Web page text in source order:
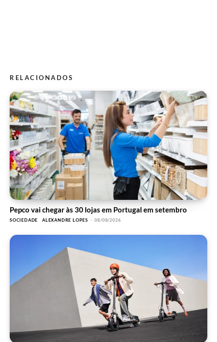
RELACIONADOS
Pepco vai chegar às 30 lojas em Portugal em setembro
SOCIEDADE ALEXANDRE LOPES - 08/08/2026